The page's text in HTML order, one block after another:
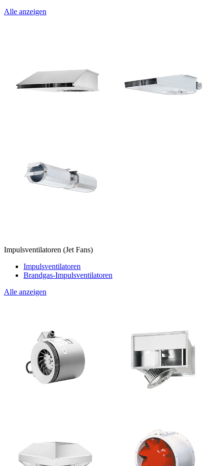
Alle anzeigen
Impulsventilatoren (Jet Fans)
Impulsventilatoren
Brandgas-Impulsventilatoren
Alle anzeigen